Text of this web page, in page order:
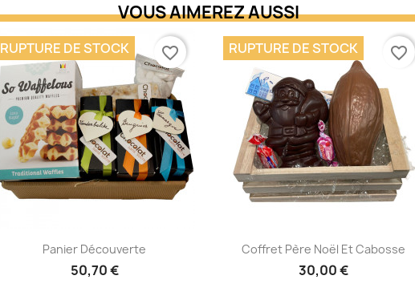
VOUS AIMEREZ AUSSI
AJOUTER AU PANIER
Panier Découverte
50,70 €
RUPTURE DE STOCK favorite_border
AJOUTER AU PANIER
Coffret Père Noël Et Cabosse
30,00 €
RUPTURE DE STOCK favorite_border